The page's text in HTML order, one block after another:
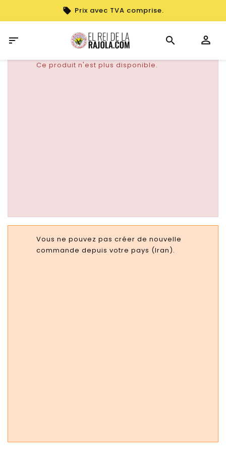
Prix avec TVA comprise.

Ce produit n'est plus disponible.
Vous ne pouvez pas créer de nouvelle
commande depuis votre pays (Iran).